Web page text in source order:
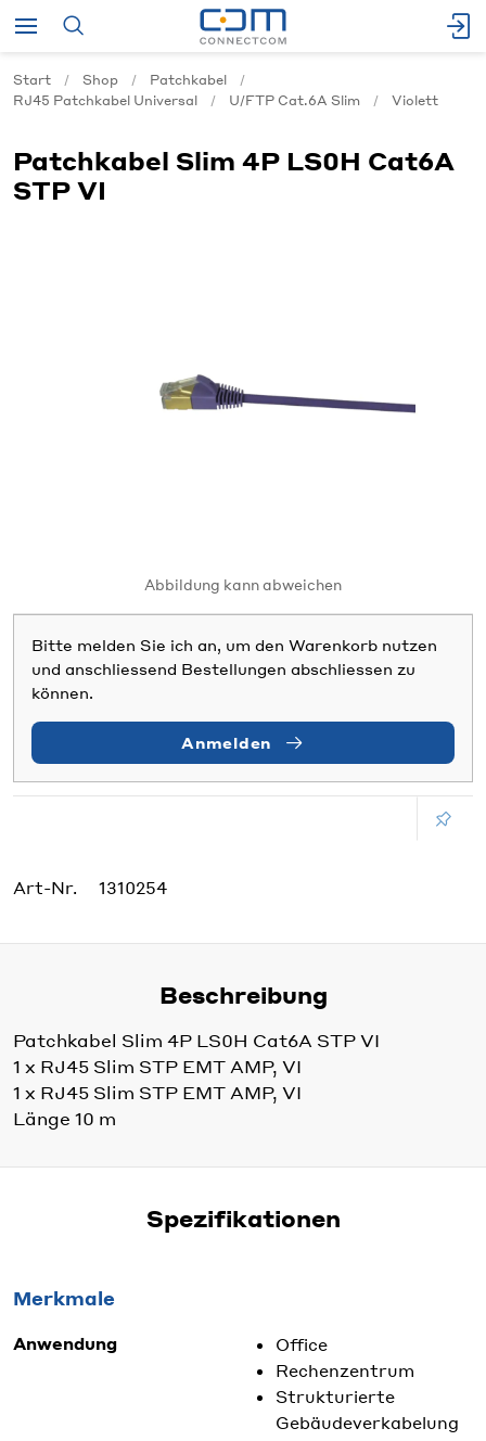
Start Shop
Patchkabel
RJ45 Patchkabel Universal
U/FTP Cat.6A Slim Violett
Patchkabel Slim 4P LS0H Cat6A
STP VI
Abbildung kann abweichen
Bitte melden Sie ich an, um den Warenkorb nutzen
und anschliessend Bestellungen abschliessen zu
können.
Anmelden
Art-Nr. 1310254
Beschreibung
Patchkabel Slim 4P LS0H Cat6A STP VI
1 x RJ45 Slim STP EMT AMP, VI
1 x RJ45 Slim STP EMT AMP, VI
Länge 10 m
Spezifikationen
Merkmale
Anwendung
Office
Rechenzentrum
Strukturierte
Gebäudeverkabelung